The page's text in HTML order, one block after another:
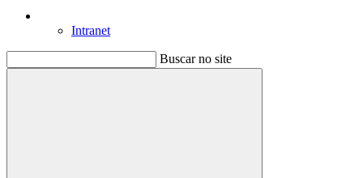
Intranet
Buscar no site